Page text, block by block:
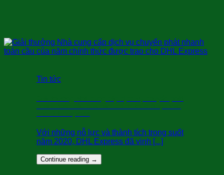
Tin tức
Với những nỗ lực và thành tích trong suốt
năm 2020, DHL Express đã vinh [...]
Continue reading →